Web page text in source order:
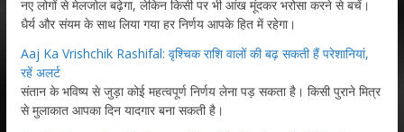
नए लोगों से मेलजोल बढ़ेगा, लेकिन किसी पर भी आंख मूंदकर भरोसा करने से बचें।
धैर्य और संयम के साथ लिया गया हर निर्णय आपके हित में रहेगा।
Aaj Ka Vrishchik Rashifal: वृश्चिक राशि वालों की बढ़ सकती हैं परेशानियां,
रहें अलर्ट
संतान के भविष्य से जुड़ा कोई महत्वपूर्ण निर्णय लेना पड़ सकता है। किसी पुराने मित्र
से मुलाकात आपका दिन यादगार बना सकती है।